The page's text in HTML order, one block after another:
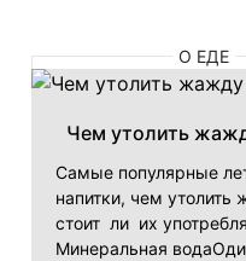
О ЕДЕ
Чем утолить
Самые популярные
напитки, чем
стоит ли их
Минеральная